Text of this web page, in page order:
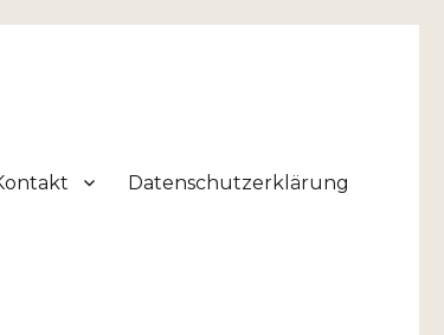
Datenschutzerklärung